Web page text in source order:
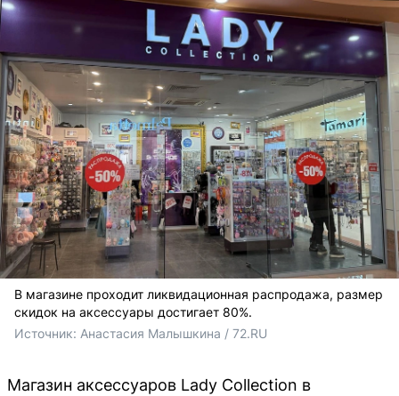
В магазине проходит ликвидационная распродажа, размер
скидок на аксессуары достигает 80%.
Источник: Анастасия Малышкина / 72.RU
Магазин аксессуаров Lady Collection в